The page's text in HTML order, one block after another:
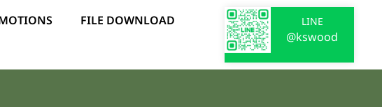
FILE DOWNLOAD
LINE
@kswood